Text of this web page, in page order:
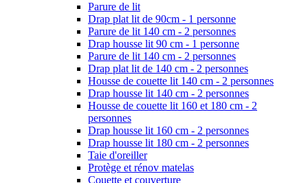
Parure de lit
Drap plat lit de 90cm - 1 personne
Parure de lit 140 cm - 2 personnes
Drap housse lit 90 cm - 1 personne
Parure de lit 140 cm - 2 personnes
Drap plat lit de 140 cm - 2 personnes
Housse de couette lit 140 cm - 2 personnes
Drap housse lit 140 cm - 2 personnes
Housse de couette lit 160 et 180 cm - 2
personnes
Drap housse lit 160 cm - 2 personnes
Drap housse lit 180 cm - 2 personnes
Taie d'oreiller
Protège et rénov matelas
Couette et couverture